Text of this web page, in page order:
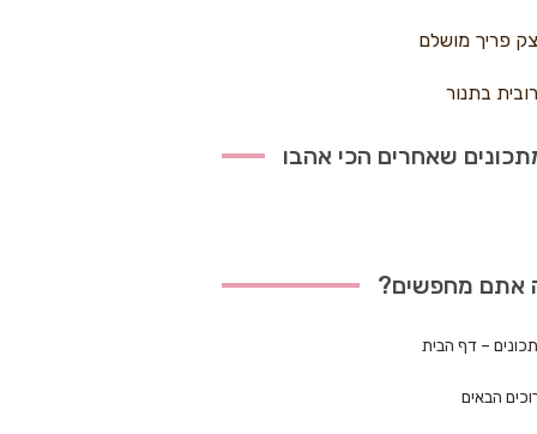
פריך מושלם
בתנור
שאחרים הכי אהבו
אתם מחפשים?
– דף הבית
הבאים